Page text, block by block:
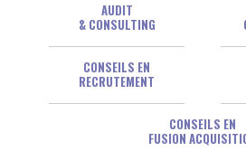
AUDIT
& CONSULTING
CONSEILS EN
RECRUTEMENT
CONSEILS EN
FUSION